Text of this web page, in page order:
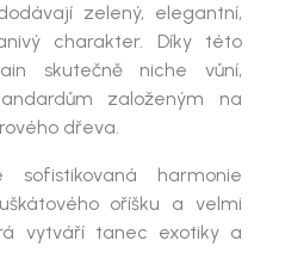
zelený, elegantní,
charakter. Díky této
skutečně niche vůní,
založeným na
dřeva.
harmonie
oříšku a velmi
vytváří tanec exotiky a